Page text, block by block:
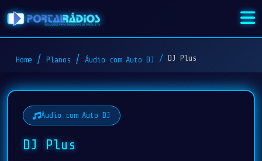
Home Planos Áudio com Auto DJ DJ Plus
Áudio com Auto DJ
DJ Plus